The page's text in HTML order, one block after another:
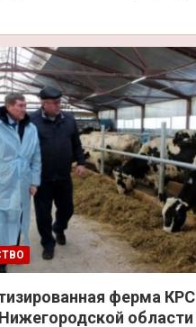
ферма КРС
области